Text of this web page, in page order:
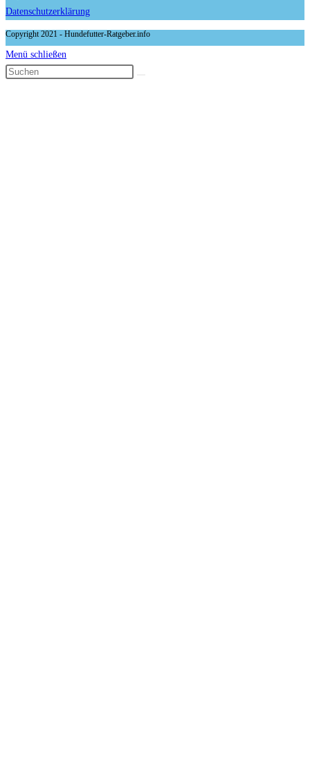
Datenschutzerklärung
Copyright 2021 - Hundefutter-Ratgeber.info
Menü schließen